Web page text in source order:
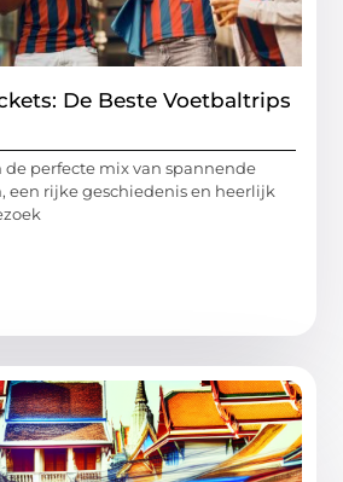
De Beste Voetbaltrips
perfecte mix van spannende
een rijke geschiedenis en heerlijk